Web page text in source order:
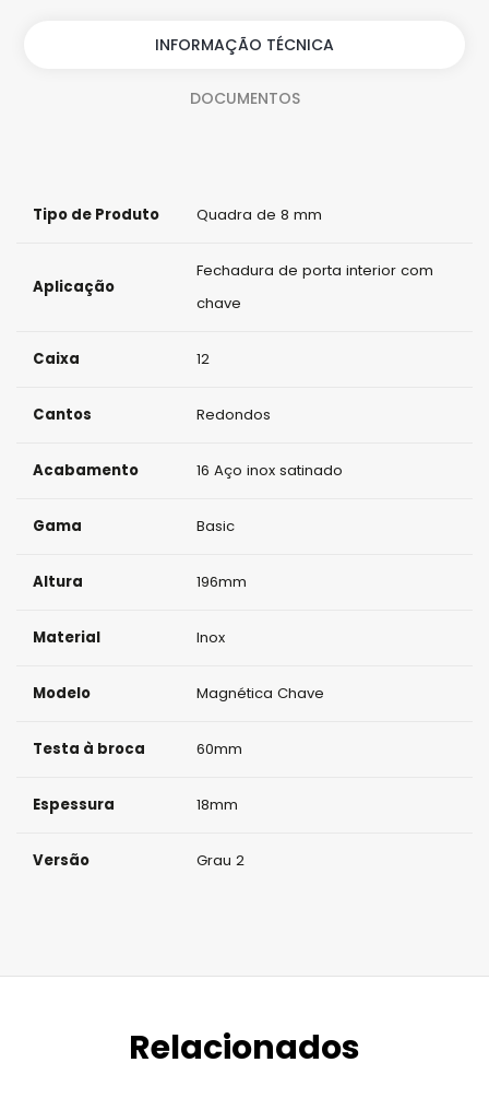
INFORMAÇÃO TÉCNICA
DOCUMENTOS
Tipo de Produto Quadra de 8 mm
Aplicação
Fechadura de porta interior com
chave
Caixa 12
Cantos Redondos
Acabamento 16 Aço inox satinado
Gama Basic
Altura 196mm
Material Inox
Modelo Magnética Chave
Testa à broca 60mm
Espessura 18mm
Versão Grau 2
Relacionados